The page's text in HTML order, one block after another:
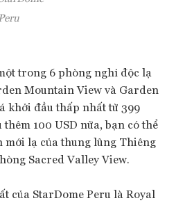
Peru
trong 6 phòng nghỉ độc lạ
Mountain View và Garden
khởi đầu thấp nhất từ 399
100 USD nữa, bạn có thể
mới lạ của thung lũng Thiêng
Sacred Valley View.
của StarDome Peru là Royal